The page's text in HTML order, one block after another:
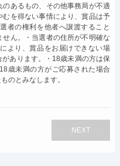
あるもの、その他事務局が不適
を得ない事情により、賞品は予
者の権利を他者へ譲渡すること
ん。・当選者の住所が不明確な
より、賞品をお届けできない場
あります。・18歳未満の方は保
歳未満の方がご応募された場合
のとみなします。
NEXT